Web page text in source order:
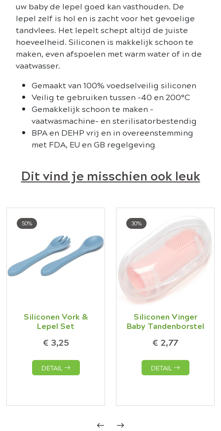
uw baby de lepel goed kan vasthouden. De
lepel zelf is hol en is zacht voor het gevoelige
tandvlees. Het lepelt schept altijd de juiste
hoeveelheid. Siliconen is makkelijk schoon te
maken, even afspoelen met warm water of in de
vaatwasser.
Gemaakt van 100% voedselveilig siliconen
Veilig te gebruiken tussen -40 en 200°C
Gemakkelijk schoon te maken -
vaatwasmachine- en sterilisatorbestendig
BPA en DEHP vrij en in overeenstemming
met FDA, EU en GB regelgeving
Dit vind je misschien ook leuk
50%
Siliconen Vork &
Lepel Set
€ 3,25
DETAIL
30%
Siliconen Vinger
Baby Tandenborstel
€ 2,77
DETAIL